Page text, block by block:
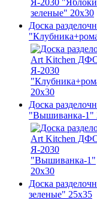
Доска
Доска
"Вышиванка-1"
Доска
зеленые" 25х35